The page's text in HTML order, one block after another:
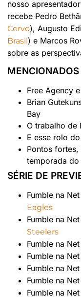
nosso
recebe Pedro
Cervo), Augusto
Brasil ) e Marcos
sobre as
Free Agency
Brian
Bay
O trabalho de
E esse rolo
Pontos
temporada do
SÉRIE DE
Fumble na
Eagles
Fumble na
Steelers
Fumble na
Fumble na
Fumble na
Fumble na
Fumble na